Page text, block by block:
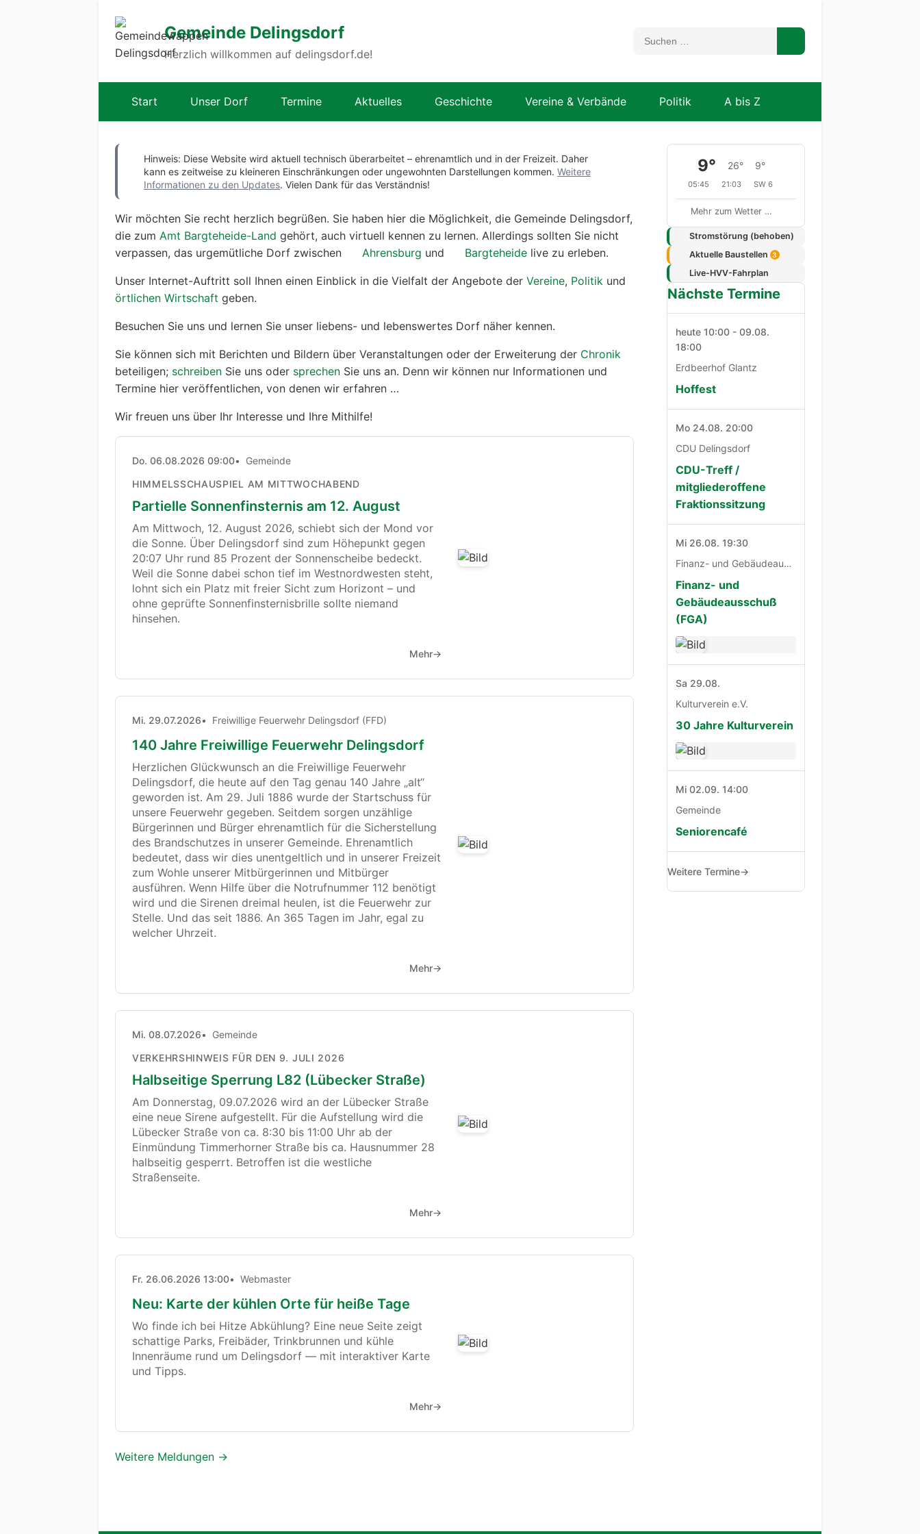
Gemeinde Delingsdorf
Herzlich willkommen auf delingsdorf.de!
Start Unser Dorf Termine Aktuelles Geschichte Vereine & Verbände Politik A bis Z
Hinweis: Diese Website wird aktuell technisch überarbeitet – ehrenamtlich und in der Freizeit. Daher
kann es zeitweise zu kleineren Einschränkungen oder ungewohnten Darstellungen kommen. Weitere
Informationen zu den Updates. Vielen Dank für das Verständnis!
Wir möchten Sie recht herzlich begrüßen. Sie haben hier die Möglichkeit, die Gemeinde Delingsdorf,
die zum Amt Bargteheide-Land gehört, auch virtuell kennen zu lernen. Allerdings sollten Sie nicht
verpassen, das urgemütliche Dorf zwischen
Ahrensburg und Bargteheide live zu erleben.
Unser Internet-Auftritt soll Ihnen einen Einblick in die Vielfalt der Angebote der Vereine, Politik und
örtlichen Wirtschaft geben.
Besuchen Sie uns und lernen Sie unser liebens- und lebenswertes Dorf näher kennen.
Sie können sich mit Berichten und Bildern über Veranstaltungen oder der Erweiterung der Chronik
beteiligen; schreiben Sie uns oder sprechen Sie uns an. Denn wir können nur Informationen und
Termine hier veröffentlichen, von denen wir erfahren …
Wir freuen uns über Ihr Interesse und Ihre Mithilfe!
Do. 06.08.2026 09:00
Gemeinde
HIMMELSSCHAUSPIEL AM MITTWOCHABEND
Partielle Sonnenfinsternis am 12. August
Am Mittwoch, 12. August 2026, schiebt sich der Mond vor
die Sonne. Über Delingsdorf sind zum Höhepunkt gegen
20:07 Uhr rund 85 Prozent der Sonnenscheibe bedeckt.
Weil die Sonne dabei schon tief im Westnordwesten steht,
lohnt sich ein Platz mit freier Sicht zum Horizont – und
ohne geprüfte Sonnenfinsternisbrille sollte niemand
hinsehen.
Mehr→
Mi. 29.07.2026 Freiwillige Feuerwehr Delingsdorf (FFD)
140 Jahre Freiwillige Feuerwehr Delingsdorf
Herzlichen Glückwunsch an die Freiwillige Feuerwehr
Delingsdorf, die heute auf den Tag genau 140 Jahre „alt“
geworden ist. Am 29. Juli 1886 wurde der Startschuss für
unsere Feuerwehr gegeben. Seitdem sorgen unzählige
Bürgerinnen und Bürger ehrenamtlich für die Sicherstellung
des Brandschutzes in unserer Gemeinde. Ehrenamtlich
bedeutet, dass wir dies unentgeltlich und in unserer Freizeit
zum Wohle unserer Mitbürgerinnen und Mitbürger
ausführen. Wenn Hilfe über die Notrufnummer 112 benötigt
wird und die Sirenen dreimal heulen, ist die Feuerwehr zur
Stelle. Und das seit 1886. An 365 Tagen im Jahr, egal zu
welcher Uhrzeit.
Mehr→
Mi. 08.07.2026
Gemeinde
VERKEHRSHINWEIS FÜR DEN 9. JULI 2026
Halbseitige Sperrung L82 (Lübecker Straße)
Am Donnerstag, 09.07.2026 wird an der Lübecker Straße
eine neue Sirene aufgestellt. Für die Aufstellung wird die
Lübecker Straße von ca. 8:30 bis 11:00 Uhr ab der
Einmündung Timmerhorner Straße bis ca. Hausnummer 28
halbseitig gesperrt. Betroffen ist die westliche
Straßenseite.
Mehr→
Fr. 26.06.2026 13:00 Webmaster
Neu: Karte der kühlen Orte für heiße Tage
Wo finde ich bei Hitze Abkühlung? Eine neue Seite zeigt
schattige Parks, Freibäder, Trinkbrunnen und kühle
Innenräume rund um Delingsdorf — mit interaktiver Karte
und Tipps.
Mehr→
Weitere Meldungen →
9° 26° 9°
05:45 21:03 SW 6
Mehr zum Wetter …
Stromstörung (behoben)
Aktuelle Baustellen
3
Live-HVV-Fahrplan
Nächste Termine
heute 10:00 - 09.08.
18:00
Erdbeerhof Glantz
Hoffest
Mo 24.08. 20:00
CDU Delingsdorf
CDU-Treff /
mitgliederoffene
Fraktionssitzung
Mi 26.08. 19:30
Finanz- und Gebäudeausschuß
Finanz- und
Gebäudeausschuß
(FGA)
Sa 29.08.
Kulturverein e.V.
30 Jahre Kulturverein
Mi 02.09. 14:00
Gemeinde
Seniorencafé
Weitere Termine→